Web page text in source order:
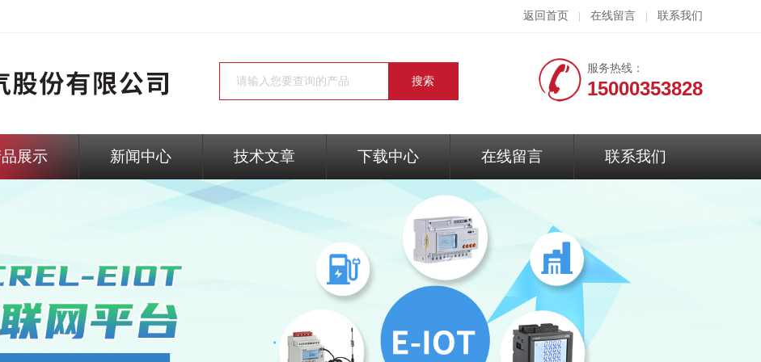
返回首页 在线留言 联系我们
服务热线：
15000353828
展示 新闻中心 技术文章 下载中心 在线留言 联系我们